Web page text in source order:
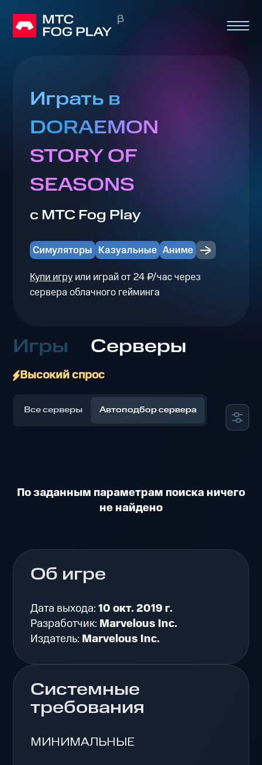
Играть в
DORAEMON
STORY OF
SEASONS
с МТС Fog Play
Симуляторы Казуальные Аниме
Купи игруили играй от 24 ₽/час через
сервера облачного гейминга
Игры Серверы
Высокий спрос
Все серверы Автоподбор сервера
По заданным параметрам поиска ничего
не найдено
Об игре
Дата выхода:10 окт. 2019 г.
Разработчик: Marvelous Inc.
Издатель: Marvelous Inc.
Системные
требования
МИНИМАЛЬНЫЕ